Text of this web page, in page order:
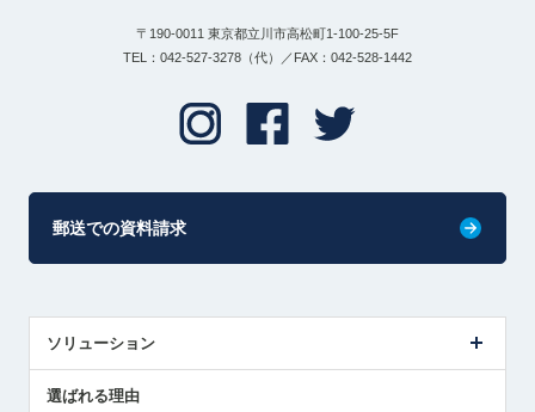
〒190-0011 東京都立川市高松町1-100-25-5F
TEL：042-527-3278（代）／FAX：042-528-1442
郵送での資料請求
ソリューション
解決策提案
選ばれる理由